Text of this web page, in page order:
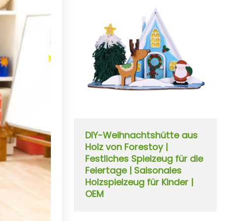
DIY-Weihnachtshütte aus
Holz von Forestoy |
Festliches Spielzeug für die
Feiertage | Saisonales
Holzspielzeug für Kinder |
OEM